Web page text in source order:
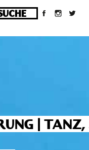
10/
| TANZ,